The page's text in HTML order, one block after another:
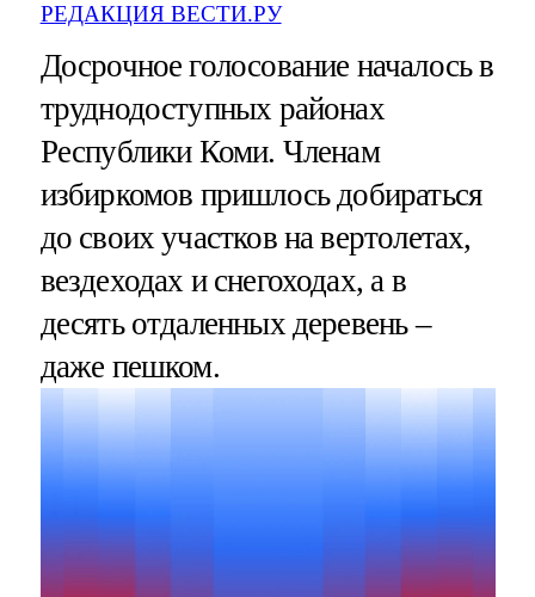
РЕДАКЦИЯ ВЕСТИ.РУ
Досрочное голосование началось в
труднодоступных районах
Республики Коми. Членам
избиркомов пришлось добираться
до своих участков на вертолетах,
вездеходах и снегоходах, а в
десять отдаленных деревень –
даже пешком.